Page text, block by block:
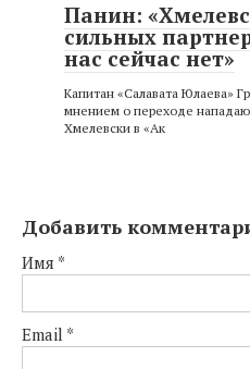
Панин:
сильных
нас сейчас нет»
Капитан «Салавата Юлаева»
мнением о переходе
Хмелевски в «Ак
Добавить
Имя *
Email *